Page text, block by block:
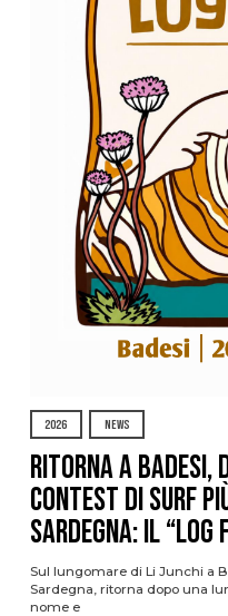
2026 NEWS
Ritorna a Badesi,
contest di surf
Sardegna: il “Log
Sul lungomare di Li Junchi a
Sardegna, ritorna dopo una
nome e